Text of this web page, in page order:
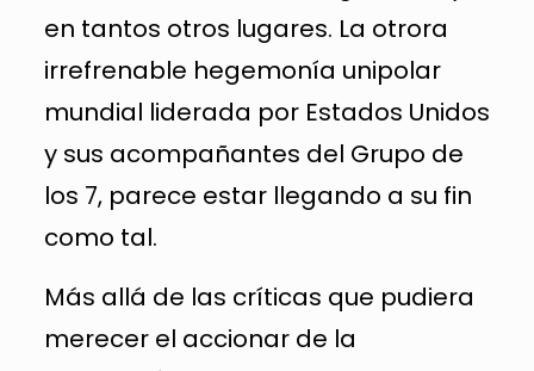
en tantos otros lugares. La otrora
irrefrenable hegemonía unipolar
mundial liderada por Estados Unidos
y sus acompañantes del Grupo de
los 7, parece estar llegando a su fin
como tal.
Más allá de las críticas que pudiera
merecer el accionar de la